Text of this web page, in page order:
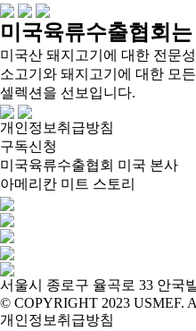
미국육류수출협회는
미국산 돼지고기에 대한 전문
소고기와 돼지고기에 대한 모
셀렉션을 선보입니다.
개인정보취급방침
구독신청
미국육류수출협회 미국 본사
아메리칸 미트 스토리
서울시 종로구 율곡로 33 안국
© COPYRIGHT 2023 USMEF.
개인정보취급방침